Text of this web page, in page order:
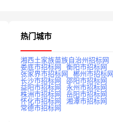
热门城市
湘西土家族苗族自治州招标网
娄底市招标网
衡阳市招标网
张家界市招标网
郴州市招标网
长沙市招标网
邵阳市招标网
益阳市招标网
永州市招标网
株洲市招标网
岳阳市招标网
怀化市招标网
湘潭市招标网
常德市招标网